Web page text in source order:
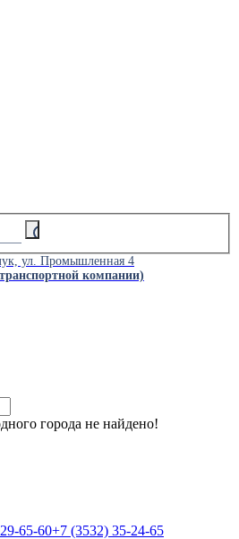
ул. Промышленная 4
компании)
города не найдено!
65-60+7 (3532) 35-24-65